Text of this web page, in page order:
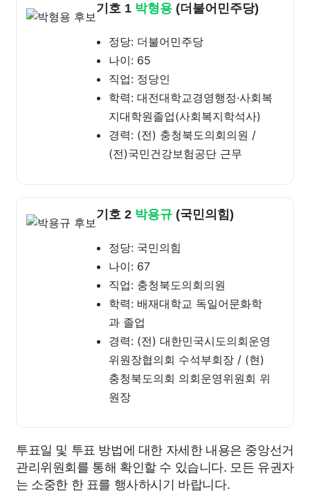
기호 1 박형용 (더불어민주당)
정당: 더불어민주당
나이: 65
직업: 정당인
학력: 대전대학교경영행정·사회복
지대학원졸업(사회복지학석사)
경력: (전) 충청북도의회의원 /
(전)국민건강보험공단 근무
기호 2 박용규 (국민의힘)
정당: 국민의힘
나이: 67
직업: 충청북도의회의원
학력: 배재대학교 독일어문화학
과 졸업
경력: (전) 대한민국시도의회운영
위원장협의회 수석부회장 / (현)
충청북도의회 의회운영위원회 위
원장
투표일 및 투표 방법에 대한 자세한 내용은 중앙선거
관리위원회를 통해 확인할 수 있습니다. 모든 유권자
는 소중한 한 표를 행사하시기 바랍니다.